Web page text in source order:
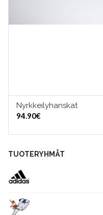
Nyrkkeilyhanskat
94.90€
TUOTERYHMÄT